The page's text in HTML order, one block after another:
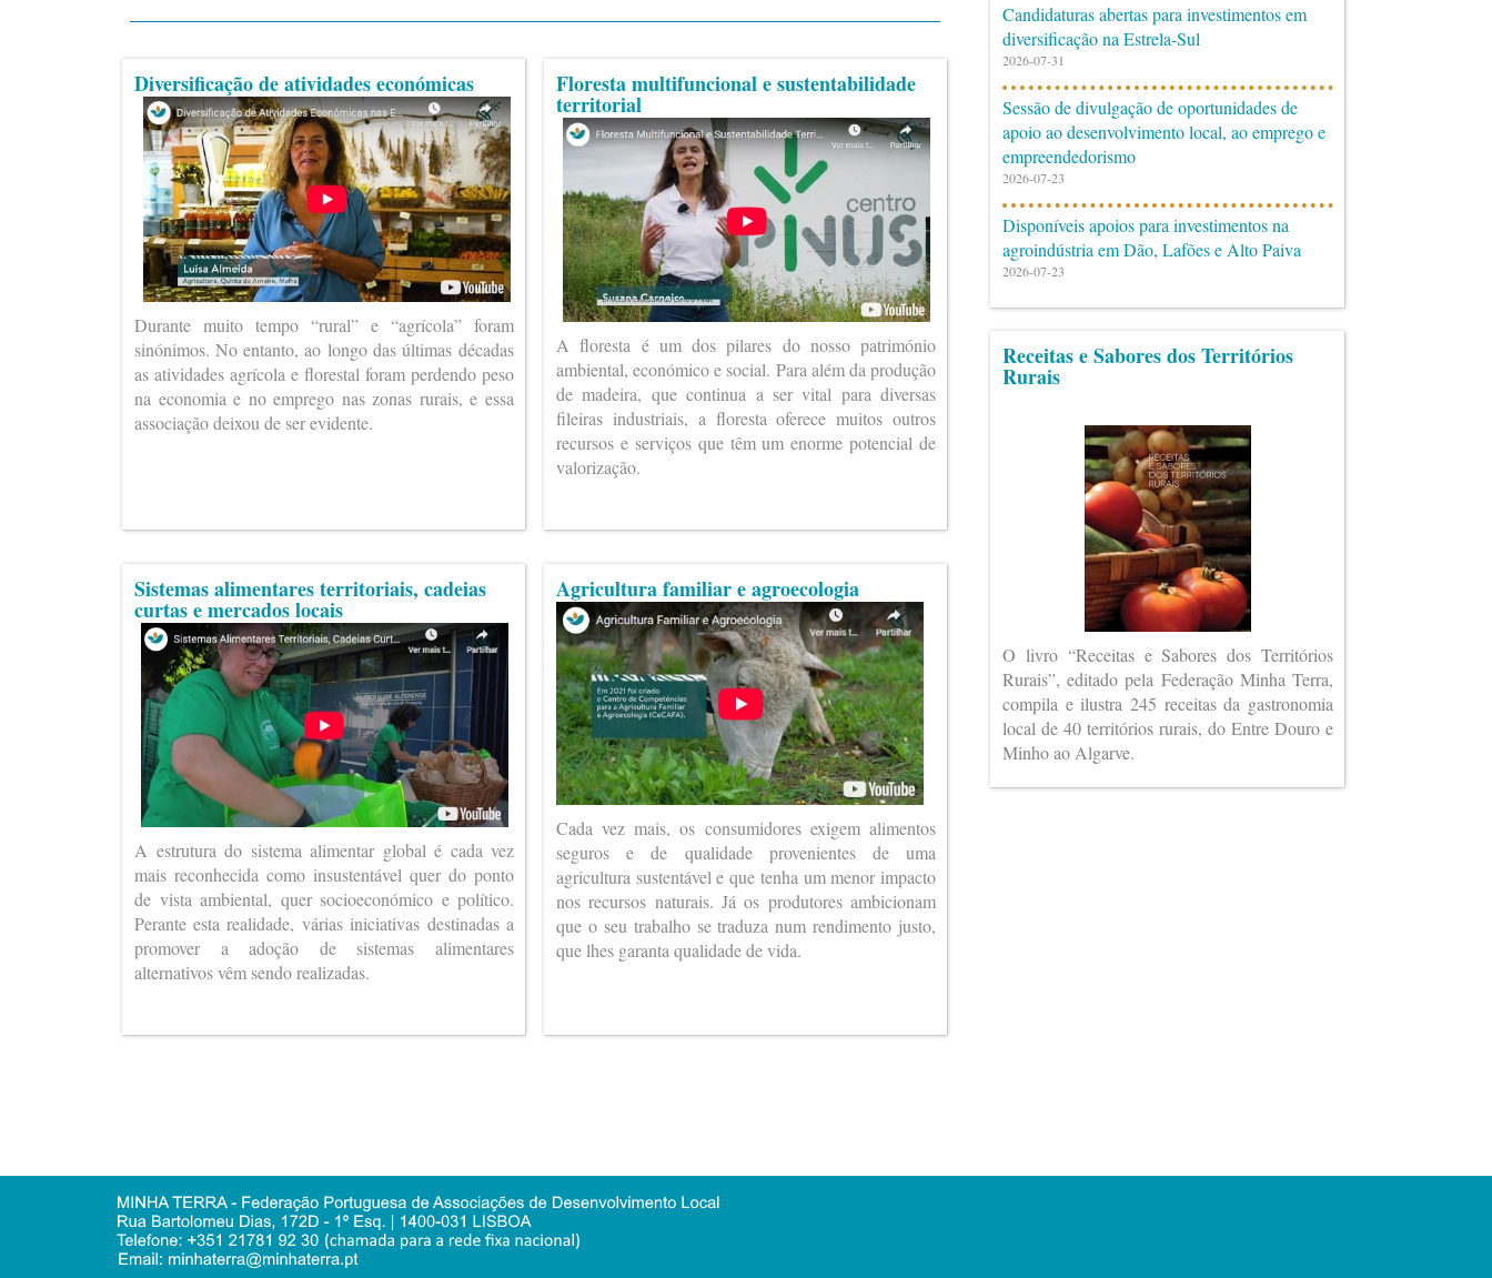
Diversificação de atividades económicas
Durante muito tempo “rural” e “agrícola” foram
sinónimos. No entanto, ao longo das últimas décadas
as atividades agrícola e florestal foram perdendo peso
na economia e no emprego nas zonas rurais, e essa
associação deixou de ser evidente.
Sistemas alimentares territoriais, cadeias
curtas e mercados locais
A estrutura do sistema alimentar global é cada vez
mais reconhecida como insustentável quer do ponto
de vista ambiental, quer socioeconómico e político.
Perante esta realidade, várias iniciativas destinadas a
promover a adoção de sistemas alimentares
alternativos vêm sendo realizadas.
Floresta multifuncional e sustentabilidade
territorial
A floresta é um dos pilares do nosso património
ambiental, económico e social. Para além da produção
de madeira, que continua a ser vital para diversas
fileiras industriais, a floresta oferece muitos outros
recursos e serviços que têm um enorme potencial de
valorização.
Agricultura familiar e agroecologia
Cada vez mais, os consumidores exigem alimentos
seguros e de qualidade provenientes de uma
agricultura sustentável e que tenha um menor impacto
nos recursos naturais. Já os produtores ambicionam
que o seu trabalho se traduza num rendimento justo,
que lhes garanta qualidade de vida.
Candidaturas abertas para investimentos em
diversificação na Estrela-Sul
2026-07-31
Sessão de divulgação de oportunidades de
apoio ao desenvolvimento local, ao emprego e
empreendedorismo
2026-07-23
Disponíveis apoios para investimentos na
agroindústria em Dão, Lafões e Alto Paiva
2026-07-23
Receitas e Sabores dos Territórios
Rurais
O livro “Receitas e Sabores dos Territórios
Rurais”, editado pela Federação Minha Terra,
compila e ilustra 245 receitas da gastronomia
local de 40 territórios rurais, do Entre Douro e
Minho ao Algarve.